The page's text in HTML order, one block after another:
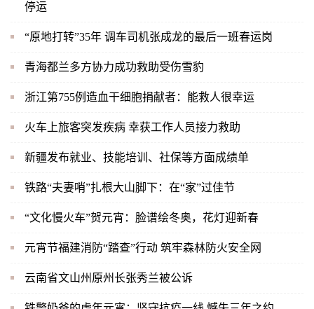
停运
“原地打转”35年 调车司机张成龙的最后一班春运岗
青海都兰多方协力成功救助受伤雪豹
浙江第755例造血干细胞捐献者：能救人很幸运
火车上旅客突发疾病 幸获工作人员接力救助
新疆发布就业、技能培训、社保等方面成绩单
铁路“夫妻哨”扎根大山脚下：在“家”过佳节
“文化慢火车”贺元宵：脸谱绘冬奥，花灯迎新春
元宵节福建消防“踏查”行动 筑牢森林防火安全网
云南省文山州原州长张秀兰被公诉